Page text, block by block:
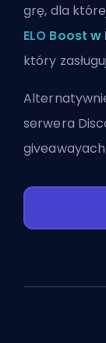
grę, dla
ELO Boost
który
serwera